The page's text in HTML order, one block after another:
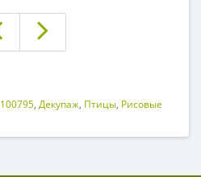
100795, Декупаж, Птицы, Рисовые